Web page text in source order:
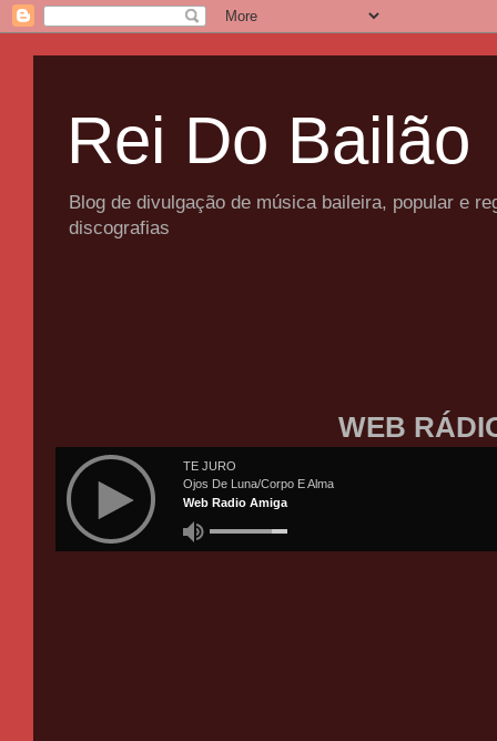
Rei Do Bailão
Blog de divulgação de música baileira, popular e
discografias
WEB